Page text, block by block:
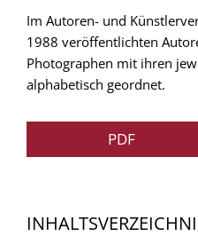
Im Autoren- und
1988 veröffentlichten
Photographen mit ihren
alphabetisch geordnet.
PDF